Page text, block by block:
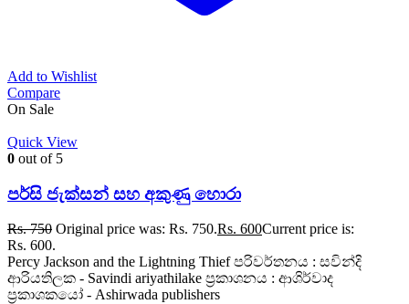
Add to Wishlist
Compare
On Sale
Quick View
0 out of 5
පර්සි ජැක්සන් සහ අකුණු හොරා
Rs.750 Original price was: Rs. 750.Rs. 600Current price is:
Rs. 600.
Percy Jackson and the Lightning Thief පරිවර්තනය : සවින්දි
ආරියතිලක - Savindi ariyathilake ප්‍රකාශනය : ආශිර්වාද
ප්‍රකාශකයෝ - Ashirwada publishers